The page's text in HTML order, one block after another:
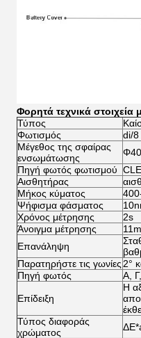
Φορητά τεχνικά
Τύπος
Φωτισμός
di/8
Μέγεθος της σφαίρας
ενσωμάτωσης
Πηγή φωτός φωτισμού
Αισθητήρας
Μήκος κύματος
Ψήφισμα φάσματος
Χρόνος μέτρησης
2s
Άνοιγμα μέτρησης
Επανάληψη
Παρατηρήστε τις γωνίες 2°
Πηγή φωτός
Α,
Επίδειξη
Η
Τύπος διαφοράς
χρώματος